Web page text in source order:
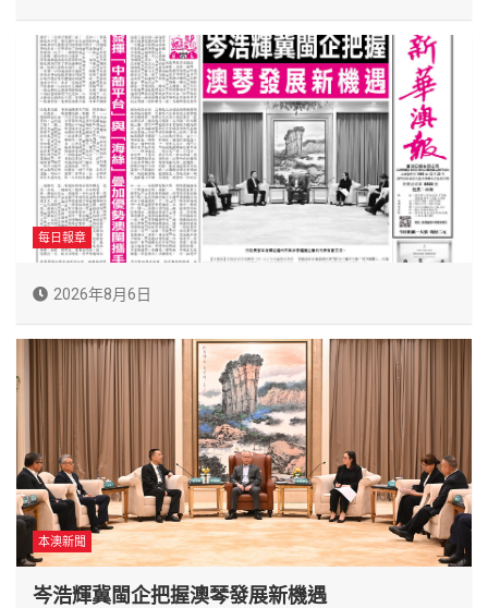
每日報章
2026年8月6日
本澳新聞
岑浩輝冀閩企把握澳琴發展新機遇